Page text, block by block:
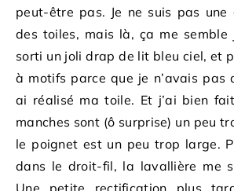
peut-être pas. Je ne suis pas une
des toiles, mais là, ça me semble
sorti un joli drap de lit bleu ciel, et
à motifs parce que je n’avais pas
ai réalisé ma toile. Et j’ai bien
manches sont (ô surprise) un peu
le poignet est un peu trop large.
dans le droit-fil, la lavallière me